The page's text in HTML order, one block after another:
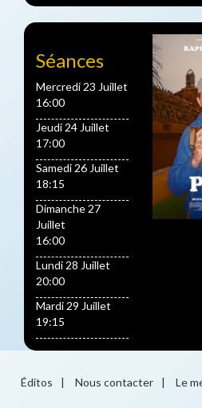
Séances
Mercredi 23 Juillet
16:00
Jeudi 24 Juillet
17:00
Samedi 26 Juillet
18:15
Dimanche 27
Juillet
16:00
Lundi 28 Juillet
20:00
Mardi 29 Juillet
19:15
Éditos | Nous contacter | Le